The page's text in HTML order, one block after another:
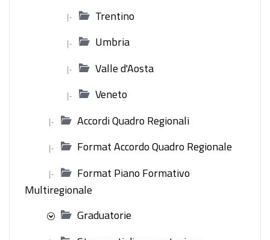
|- Trentino
|- Umbria
|- Valle d'Aosta
|- Veneto
|- Accordi Quadro Regionali
|- Format Accordo Quadro Regionale
|-
Format Piano Formativo
Multiregionale
Graduatorie